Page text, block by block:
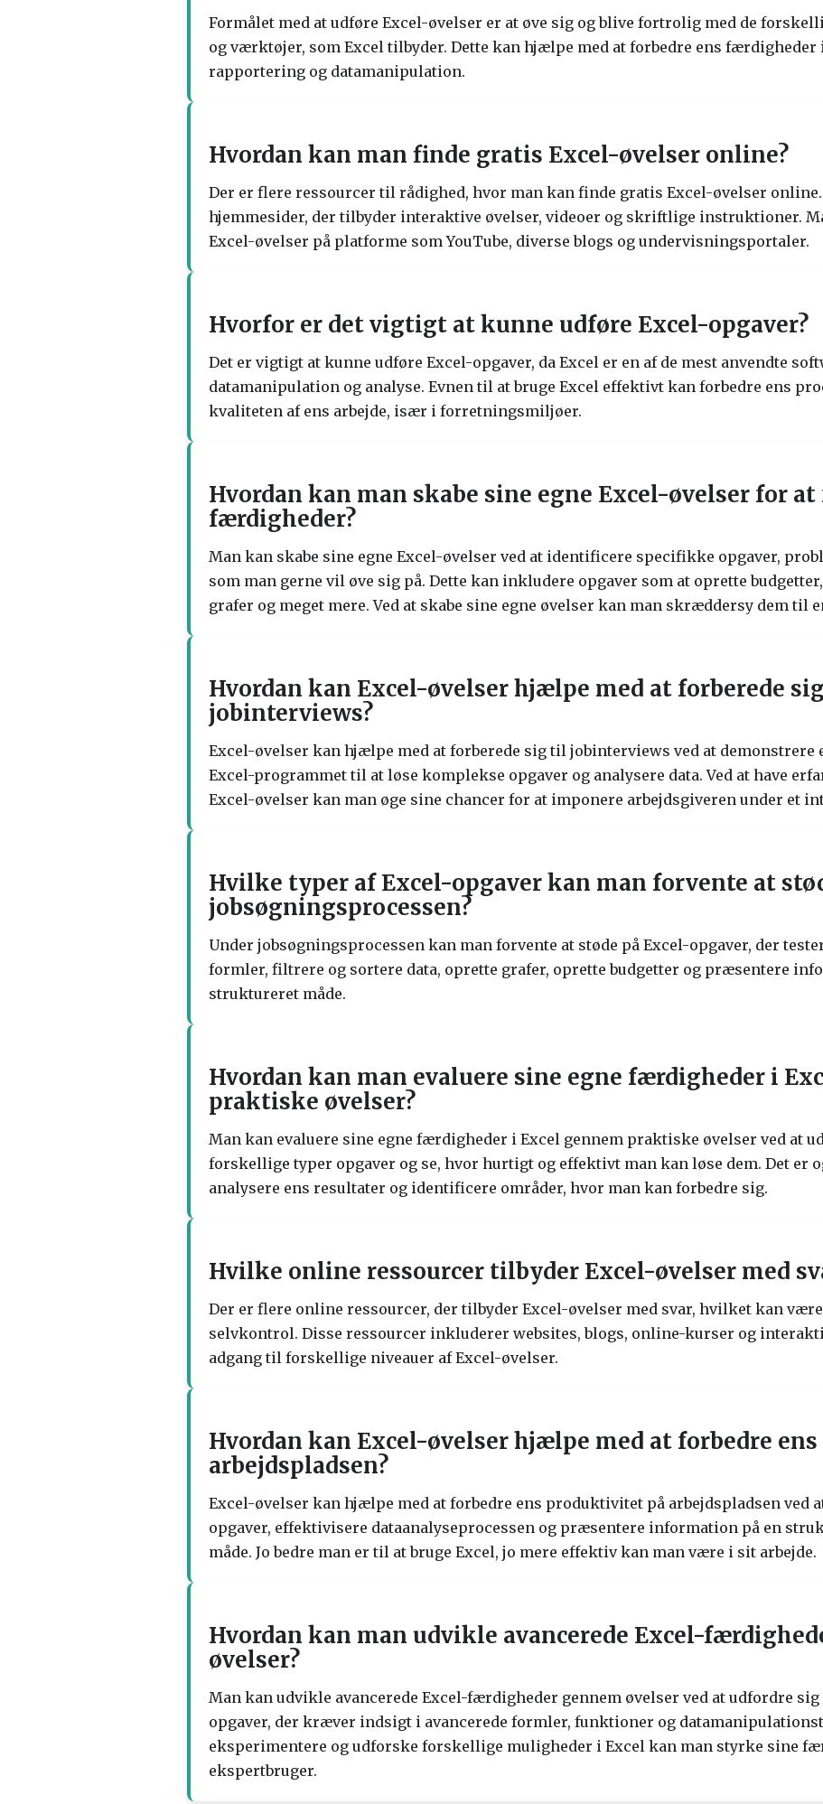
Formålet med at udføre Excel-øvelser er at øve sig og blive fortrolig med de
og værktøjer, som Excel tilbyder. Dette kan hjælpe med at forbedre ens færdigheder
rapportering og datamanipulation.
Hvordan kan man finde gratis Excel-øvelser online?
Der er flere ressourcer til rådighed, hvor man kan finde gratis Excel-øvelser
hjemmesider, der tilbyder interaktive øvelser, videoer og skriftlige instruktioner.
Excel-øvelser på platforme som YouTube, diverse blogs og undervisningsportaler.
Hvorfor er det vigtigt at kunne udføre Excel-opgaver?
Det er vigtigt at kunne udføre Excel-opgaver, da Excel er en af de mest anvendte
datamanipulation og analyse. Evnen til at bruge Excel effektivt kan forbedre ens
kvaliteten af ens arbejde, især i forretningsmiljøer.
Hvordan kan man skabe sine egne Excel-øvelser for
færdigheder?
Man kan skabe sine egne Excel-øvelser ved at identificere specifikke opgaver,
som man gerne vil øve sig på. Dette kan inkludere opgaver som at oprette
grafer og meget mere. Ved at skabe sine egne øvelser kan man skræddersy dem til
Hvordan kan Excel-øvelser hjælpe med at forberede
jobinterviews?
Excel-øvelser kan hjælpe med at forberede sig til jobinterviews ved at demonstrere
Excel-programmet til at løse komplekse opgaver og analysere data. Ved at have
Excel-øvelser kan man øge sine chancer for at imponere arbejdsgiveren under et
Hvilke typer af Excel-opgaver kan man forvente at
jobsøgningsprocessen?
Under jobsøgningsprocessen kan man forvente at støde på Excel-opgaver, der
formler, filtrere og sortere data, oprette grafer, oprette budgetter og præsentere
struktureret måde.
Hvordan kan man evaluere sine egne færdigheder i
praktiske øvelser?
Man kan evaluere sine egne færdigheder i Excel gennem praktiske øvelser ved at
forskellige typer opgaver og se, hvor hurtigt og effektivt man kan løse dem. Det er
analysere ens resultater og identificere områder, hvor man kan forbedre sig.
Hvilke online ressourcer tilbyder Excel-øvelser med
Der er flere online ressourcer, der tilbyder Excel-øvelser med svar, hvilket kan
selvkontrol. Disse ressourcer inkluderer websites, blogs, online-kurser og
adgang til forskellige niveauer af Excel-øvelser.
Hvordan kan Excel-øvelser hjælpe med at forbedre
arbejdspladsen?
Excel-øvelser kan hjælpe med at forbedre ens produktivitet på arbejdspladsen ved
opgaver, effektivisere dataanalyseprocessen og præsentere information på en
måde. Jo bedre man er til at bruge Excel, jo mere effektiv kan man være i sit arbejde.
Hvordan kan man udvikle avancerede Excel-
øvelser?
Man kan udvikle avancerede Excel-færdigheder gennem øvelser ved at udfordre
opgaver, der kræver indsigt i avancerede formler, funktioner og
eksperimentere og udforske forskellige muligheder i Excel kan man styrke sine
ekspertbruger.